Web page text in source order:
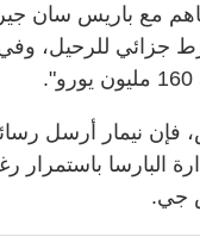
مع باريس سان
فإن نيمار أرسل
البارسا باستمرار
جي.